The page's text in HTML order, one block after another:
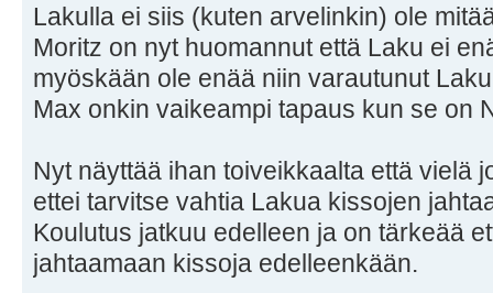
Lakulla ei siis (kuten arvelinkin) ole
Moritz on nyt huomannut että Laku ei
myöskään ole enää niin varautunut
Max onkin vaikeampi tapaus kun se on
Nyt näyttää ihan toiveikkaalta että vielä
ettei tarvitse vahtia Lakua kissojen
Koulutus jatkuu edelleen ja on tärkeää
jahtaamaan kissoja edelleenkään.